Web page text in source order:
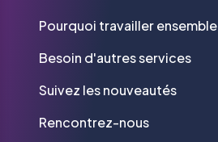
Pourquoi travailler ensemble
Besoin d'autres services
Suivez les nouveautés
Rencontrez-nous